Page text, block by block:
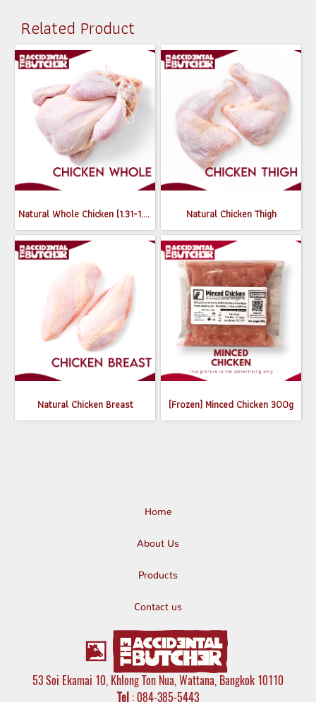
Related Product
Natural Whole Chicken (1.31-1.5 kg) Natural Chicken Thigh
Natural Chicken Breast (Frozen) Minced Chicken 300g
Home
About Us
Products
Contact us
53 Soi Ekamai 10, Khlong Ton Nua, Wattana, Bangkok 10110
Tel : 084-385-5443